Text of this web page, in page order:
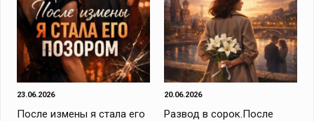
23.06.2026
После измены я стала его
20.06.2026
Развод в сорок.После